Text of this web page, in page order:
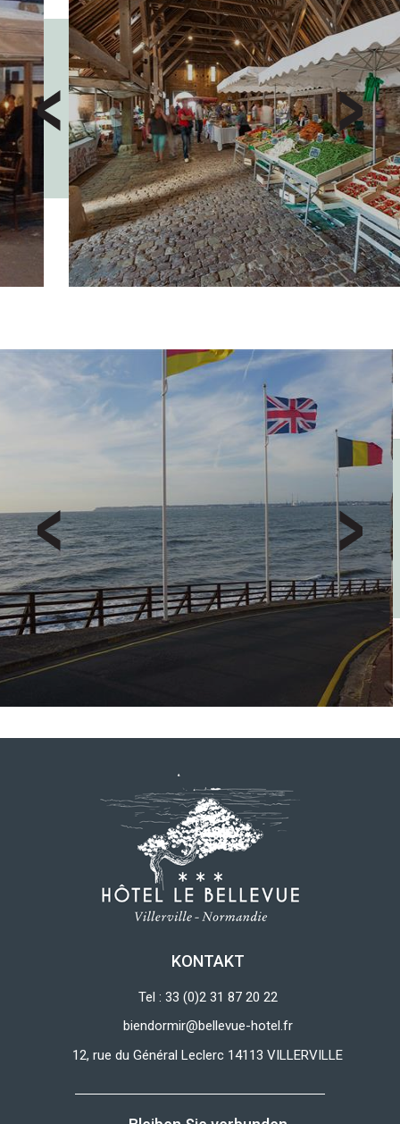
KONTAKT
Tel : 33 (0)2 31 87 20 22
biendormir@bellevue-hotel.fr
12, rue du Général Leclerc 14113 VILLERVILLE